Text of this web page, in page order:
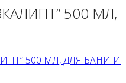
500 МЛ,
500 МЛ, ДЛЯ БАНИ И